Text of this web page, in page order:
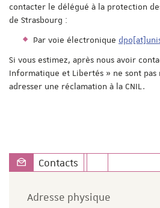
contacter le délégué à la protection
de Strasbourg :
Par voie électronique
Si vous estimez, après nous avoir
Informatique et Libertés » ne sont pas
adresser une réclamation à la CNIL.
Contacts
Adresse physique